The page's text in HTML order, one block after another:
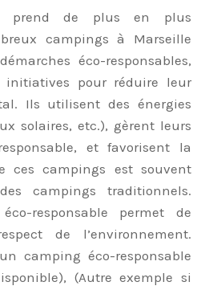
prend de plus en plus
campings à Marseille
éco-responsables,
pour réduire leur
Ils utilisent des énergies
solaires, etc.), gèrent leurs
et favorisent la
ces campings est souvent
campings traditionnels.
responsable permet de
de l’environnement.
camping éco-responsable
(Autre exemple si